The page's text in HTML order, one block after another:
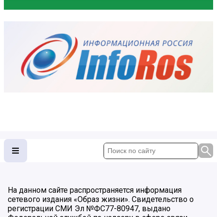
На данном сайте распространяется информация
сетевого издания «Образ жизни». Свидетельство о
регистрации СМИ Эл №ФС77-80947, выдано